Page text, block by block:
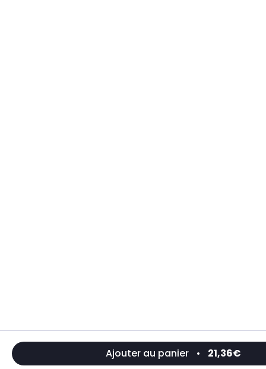
Ajouter au panier • 21,36€